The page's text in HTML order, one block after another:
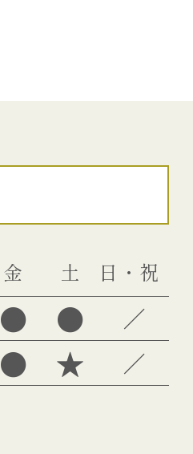
金 土
日・祝
● ● ／
● ★ ／